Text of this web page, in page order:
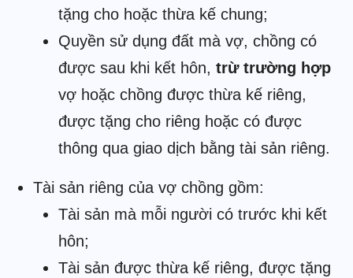
tặng cho hoặc thừa kế chung;
Quyền sử dụng đất mà vợ, chồng có
được sau khi kết hôn, trừ trường hợp
vợ hoặc chồng được thừa kế riêng,
được tặng cho riêng hoặc có được
thông qua giao dịch bằng tài sản riêng.
Tài sản riêng của vợ chồng gồm:
Tài sản mà mỗi người có trước khi kết
hôn;
Tài sản được thừa kế riêng, được tặng